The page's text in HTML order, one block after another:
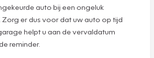
auto bij een ongeluk
Zorg er dus voor dat uw auto op tijd
helpt u aan de vervaldatum
reminder.